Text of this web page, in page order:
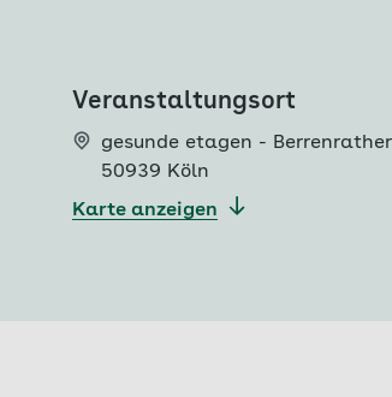
Veranstaltungsort
gesunde etagen -
50939 Köln
Karte anzeigen